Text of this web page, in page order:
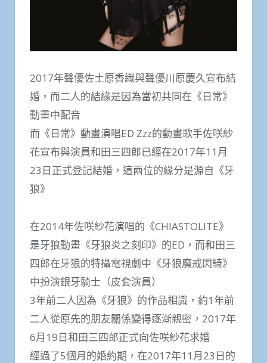
2017年聲優佐土原香織與聲優川原慶久宣布結
婚，而二人的結緣是因為當初共同在《日常》
動畫中配音
而《日常》動畫演唱ED Zzz的動畫歌手佐咲紗
花宣布與演員和田三四郎已經在2017年11月
23日正式登記結婚，這兩位的緣分是源自《牙
狼》
在2014年佐咲紗花演唱的《CHIASTOLITE》
是牙狼動畫《牙狼炎之刻印》的ED，而和田三
四郎在牙狼的特攝電視劇中《牙狼魔戒閃騎》
中扮演銀牙騎士（皮套演員）
3年前二人因為《牙狼》的作品相識，約1年前
二人從原先的朋友關係變得逐漸親密，2017年
6月19日和田三四郎正式向佐咲紗花求婚
經過了5個月的婚約期，在2017年11月23日的